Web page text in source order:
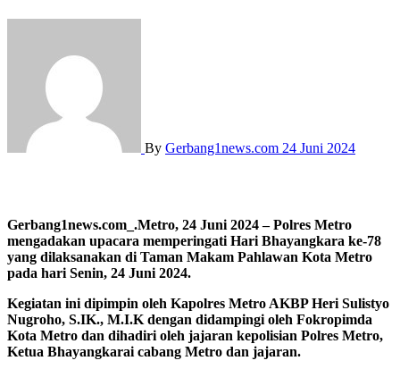
By Gerbang1news.com 24 Juni 2024
Gerbang1news.com_.Metro, 24 Juni 2024 – Polres Metro
mengadakan upacara memperingati Hari Bhayangkara ke-78
yang dilaksanakan di Taman Makam Pahlawan Kota Metro
pada hari Senin, 24 Juni 2024.
Kegiatan ini dipimpin oleh Kapolres Metro AKBP Heri Sulistyo
Nugroho, S.IK., M.I.K dengan didampingi oleh Fokropimda
Kota Metro dan dihadiri oleh jajaran kepolisian Polres Metro,
Ketua Bhayangkarai cabang Metro dan jajaran.